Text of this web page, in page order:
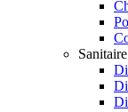
Sanitaire